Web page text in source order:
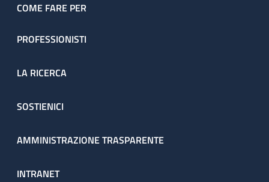
COME FARE PER
PROFESSIONISTI
LA RICERCA
SOSTIENICI
AMMINISTRAZIONE TRASPARENTE
INTRANET